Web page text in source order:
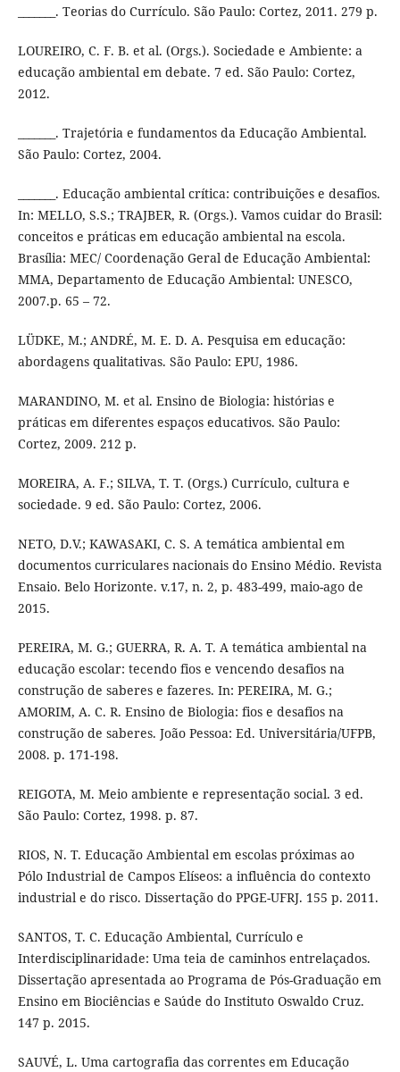
_______. Teorias do Currículo. São Paulo: Cortez, 2011. 279 p.
LOUREIRO, C. F. B. et al. (Orgs.). Sociedade e Ambiente: a
educação ambiental em debate. 7 ed. São Paulo: Cortez,
2012.
_______. Trajetória e fundamentos da Educação Ambiental.
São Paulo: Cortez, 2004.
_______. Educação ambiental crítica: contribuições e desafios.
In: MELLO, S.S.; TRAJBER, R. (Orgs.). Vamos cuidar do Brasil:
conceitos e práticas em educação ambiental na escola.
Brasília: MEC/ Coordenação Geral de Educação Ambiental:
MMA, Departamento de Educação Ambiental: UNESCO,
2007.p. 65 – 72.
LÜDKE, M.; ANDRÉ, M. E. D. A. Pesquisa em educação:
abordagens qualitativas. São Paulo: EPU, 1986.
MARANDINO, M. et al. Ensino de Biologia: histórias e
práticas em diferentes espaços educativos. São Paulo:
Cortez, 2009. 212 p.
MOREIRA, A. F.; SILVA, T. T. (Orgs.) Currículo, cultura e
sociedade. 9 ed. São Paulo: Cortez, 2006.
NETO, D.V.; KAWASAKI, C. S. A temática ambiental em
documentos curriculares nacionais do Ensino Médio. Revista
Ensaio. Belo Horizonte. v.17, n. 2, p. 483-499, maio-ago de
2015.
PEREIRA, M. G.; GUERRA, R. A. T. A temática ambiental na
educação escolar: tecendo fios e vencendo desafios na
construção de saberes e fazeres. In: PEREIRA, M. G.;
AMORIM, A. C. R. Ensino de Biologia: fios e desafios na
construção de saberes. João Pessoa: Ed. Universitária/UFPB,
2008. p. 171-198.
REIGOTA, M. Meio ambiente e representação social. 3 ed.
São Paulo: Cortez, 1998. p. 87.
RIOS, N. T. Educação Ambiental em escolas próximas ao
Pólo Industrial de Campos Elíseos: a influência do contexto
industrial e do risco. Dissertação do PPGE-UFRJ. 155 p. 2011.
SANTOS, T. C. Educação Ambiental, Currículo e
Interdisciplinaridade: Uma teia de caminhos entrelaçados.
Dissertação apresentada ao Programa de Pós-Graduação em
Ensino em Biociências e Saúde do Instituto Oswaldo Cruz.
147 p. 2015.
SAUVÉ, L. Uma cartografia das correntes em Educação